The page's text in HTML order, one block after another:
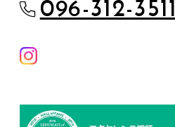
096-312-3511